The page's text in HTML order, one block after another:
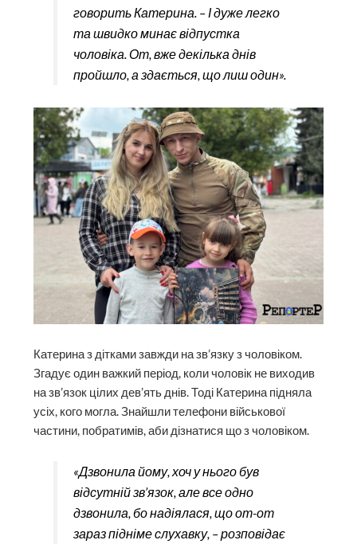
говорить Катерина. – І дуже легко
та швидко минає відпустка
чоловіка. От, вже декілька днів
пройшло, а здається, що лиш один».
Катерина з дітками завжди на зв’язку з чоловіком.
Згадує один важкий період, коли чоловік не виходив
на зв’язок цілих дев’ять днів. Тоді Катерина підняла
усіх, кого могла. Знайшли телефони військової
частини, побратимів, аби дізнатися що з чоловіком.
«Дзвонила йому, хоч у нього був
відсутній зв’язок, але все одно
дзвонила, бо надіялася, що от-от
зараз підніме слухавку, – розповідає